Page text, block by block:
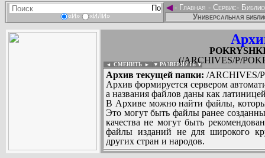
«И» «ИЛИ»
◄- Главная - Сервис-
Универсальная
(/ARCHIVES/P/
◄ СМЕНИТЬ ► ▼ РАЗВЕРНУТЬ ▼
Архив текущей папки: /ARCHIVES/
Архив формируется сервером
а названия файлов даны как
В Архиве можно найти файлы,
Это могут быть файлы ранее
качества не могут быть
файлы изданий не для широкого
других стран и народов.